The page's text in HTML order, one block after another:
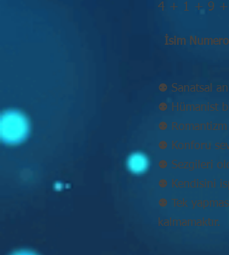
4 + 1 + 9
İsim
⚉ Sanatsal
⚉ Hümanist
⚉ Romantizm
⚉ Konforu
⚉ Sezgileri
⚉ Kendisini
⚉ Tek
kalmamaktır.